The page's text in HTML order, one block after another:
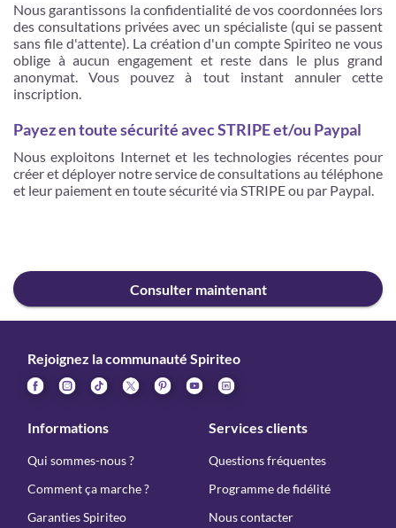
Nous garantissons la confidentialité de vos coordonnées lors
des consultations privées avec un spécialiste (qui se passent
sans file d'attente). La création d'un compte Spiriteo ne vous
oblige à aucun engagement et reste dans le plus grand
anonymat. Vous pouvez à tout instant annuler cette
inscription.
Payez en toute sécurité avec STRIPE et/ou Paypal
Nous exploitons Internet et les technologies récentes pour
créer et déployer notre service de consultations au téléphone
et leur paiement en toute sécurité via STRIPE ou par Paypal.
Consulter maintenant
Rejoignez la communauté Spiriteo
Informations
Qui sommes-nous ?
Comment ça marche ?
Garanties Spiriteo
Services clients
Questions fréquentes
Programme de fidélité
Nous contacter